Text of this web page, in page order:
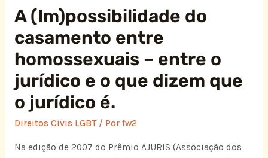
A (Im)possibilidade do
casamento entre
homossexuais – entre o
jurídico e o que dizem que
o jurídico é.
Direitos Civis LGBT/ Por fw2
Na edição de 2007 do Prêmio AJURIS (Associação dos